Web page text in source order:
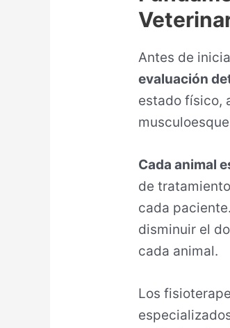
Antes de
evaluación
estado físico,
Cada animal
de
cada
disminuir el
cada animal.
Los